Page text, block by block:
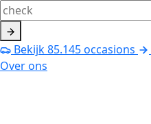
Bekijk85.145occasions
Over ons